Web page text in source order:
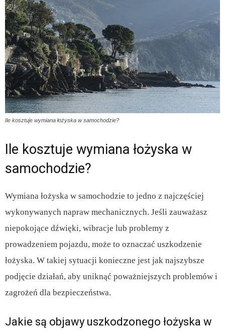
Ile kosztuje wymiana łożyska w samochodzie?
Ile kosztuje wymiana łożyska w
samochodzie?
Wymiana łożyska w samochodzie to jedno z najczęściej
wykonywanych napraw mechanicznych. Jeśli zauważasz
niepokojące dźwięki, wibracje lub problemy z
prowadzeniem pojazdu, może to oznaczać uszkodzenie
łożyska. W takiej sytuacji konieczne jest jak najszybsze
podjęcie działań, aby uniknąć poważniejszych problemów i
zagrożeń dla bezpieczeństwa.
Jakie są objawy uszkodzonego łożyska w